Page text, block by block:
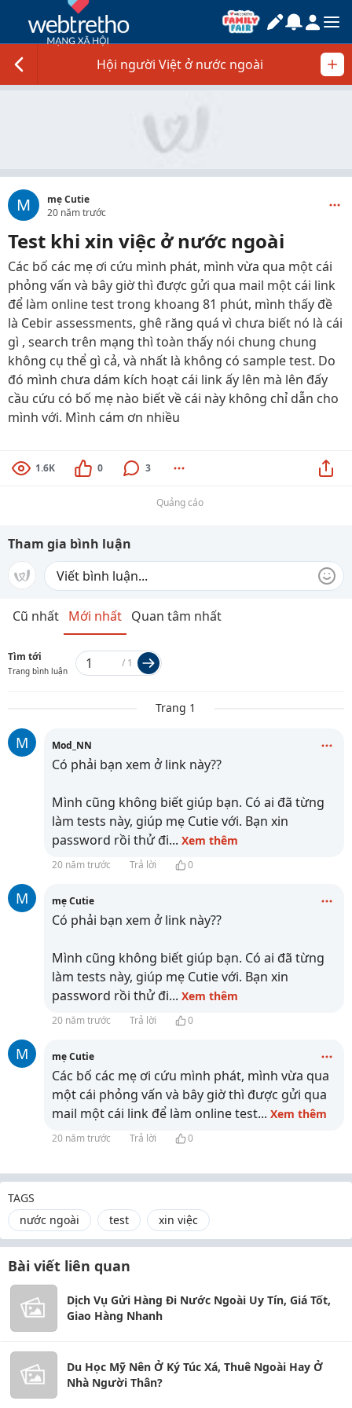
Hội người Việt ở nước ngoài
M
mẹ Cutie
20 năm trước
Test khi xin việc ở nước ngoài
Các bố các mẹ ơi cứu mình phát, mình vừa qua một cái
phỏng vấn và bây giờ thì được gửi qua mail một cái link
để làm online test trong khoang 81 phút, mình thấy đề
là Cebir assessments, ghê răng quá vì chưa biết nó là cái
gì , search trên mạng thì toàn thấy nói chung chung
không cụ thể gì cả, và nhất là không có sample test. Do
đó mình chưa dám kích hoạt cái link ấy lên mà lên đấy
cầu cứu có bố mẹ nào biết về cái này không chỉ dẫn cho
mình với. Mình cám ơn nhiều
1.6K 0 3
Quảng cáo
Tham gia bình luận
Cũ nhất Mới nhất Quan tâm nhất
Tìm tới
Trang bình luận
/ 1
Trang 1
M Mod_NN
Có phải bạn xem ở link này??
Mình cũng không biết giúp bạn. Có ai đã từng
làm tests này, giúp mẹ Cutie với. Bạn xin
password rồi thử đi... Xem thêm
20 năm trước Trả lời 0
M mẹ Cutie
Có phải bạn xem ở link này??
Mình cũng không biết giúp bạn. Có ai đã từng
làm tests này, giúp mẹ Cutie với. Bạn xin
password rồi thử đi... Xem thêm
20 năm trước Trả lời 0
M mẹ Cutie
Các bố các mẹ ơi cứu mình phát, mình vừa qua
một cái phỏng vấn và bây giờ thì được gửi qua
mail một cái link để làm online test... Xem thêm
20 năm trước Trả lời 0
TAGS
nước ngoài
test xin việc
Bài viết liên quan
Dịch Vụ Gửi Hàng Đi Nước Ngoài Uy Tín, Giá Tốt,
Giao Hàng Nhanh
Du Học Mỹ Nên Ở Ký Túc Xá, Thuê Ngoài Hay Ở
Nhà Người Thân?